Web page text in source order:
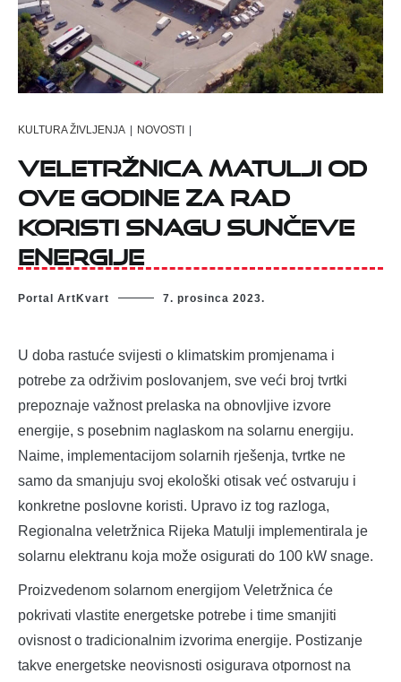
KULTURA ŽIVLJENJA | NOVOSTI |
Veletržnica Matulji od
ove godine za rad
koristi snagu Sunčeve
energije
Portal ArtKvart 7. prosinca 2023.
U doba rastuće svijesti o klimatskim promjenama i
potrebe za održivim poslovanjem, sve veći broj tvrtki
prepoznaje važnost prelaska na obnovljive izvore
energije, s posebnim naglaskom na solarnu energiju.
Naime, implementacijom solarnih rješenja, tvrtke ne
samo da smanjuju svoj ekološki otisak već ostvaruju i
konkretne poslovne koristi. Upravo iz tog razloga,
Regionalna veletržnica Rijeka Matulji implementirala je
solarnu elektranu koja može osigurati do 100 kW snage.
Proizvedenom solarnom energijom Veletržnica će
pokrivati vlastite energetske potrebe i time smanjiti
ovisnost o tradicionalnim izvorima energije. Postizanje
takve energetske neovisnosti osigurava otpornost na